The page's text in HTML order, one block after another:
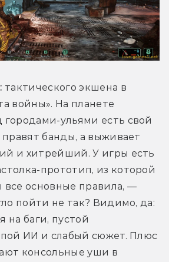
тактического экшена в
войны». На планете
ульями есть свой
банды, а выживает
и хитрейший. У игры есть
прототип, из которой
все основные правила, —
пойти не так? Видимо, да:
на баги, пустой
ИИ и слабый сюжет. Плюс
консольные уши в